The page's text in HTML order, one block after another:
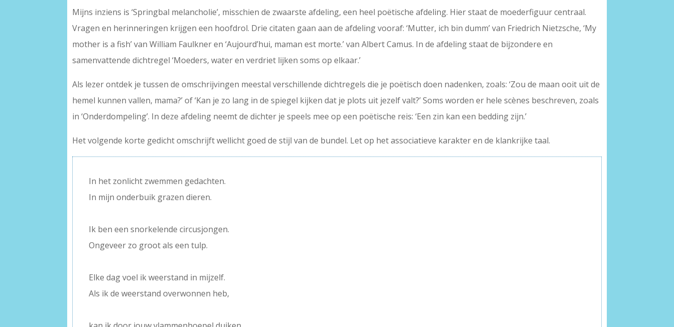
Mijns inziens is ‘Springbal melancholie’, misschien de zwaarste afdeling, een heel poëtische afdeling. Hier staat de moederfiguur centraal.
Vragen en herinneringen krijgen een hoofdrol. Drie citaten gaan aan de afdeling vooraf: ‘Mutter, ich bin dumm’ van Friedrich Nietzsche, ‘My
mother is a fish’ van William Faulkner en ‘Aujourd’hui, maman est morte.’ van Albert Camus. In de afdeling staat de bijzondere en
samenvattende dichtregel ‘Moeders, water en verdriet lijken soms op elkaar.’
Als lezer ontdek je tussen de omschrijvingen meestal verschillende dichtregels die je poëtisch doen nadenken, zoals: ‘Zou de maan ooit uit de
hemel kunnen vallen, mama?’ of ‘Kan je zo lang in de spiegel kijken dat je plots uit jezelf valt?’ Soms worden er hele scènes beschreven, zoals
in ‘Onderdompeling’. In deze afdeling neemt de dichter je speels mee op een poëtische reis: ‘Een zin kan een bedding zijn.’
Het volgende korte gedicht omschrijft wellicht goed de stijl van de bundel. Let op het associatieve karakter en de klankrijke taal.
In het zonlicht zwemmen gedachten.
In mijn onderbuik grazen dieren.
Ik ben een snorkelende circusjongen.
Ongeveer zo groot als een tulp.
Elke dag voel ik weerstand in mijzelf.
Als ik de weerstand overwonnen heb,